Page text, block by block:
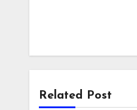
Related Post